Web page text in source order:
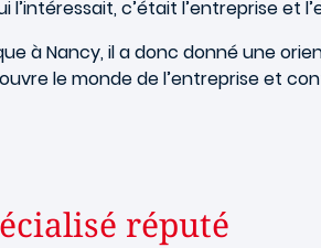
l’intéressait, c’était l’entreprise
à Nancy, il a donc donné une
le monde de l’entreprise et
réputé